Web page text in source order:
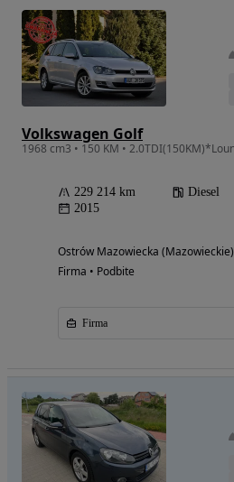
Volkswagen Golf
229 214 km Diesel
2015
Ostrów Mazowiecka (Mazowieckie)
Firma • Podbite
Firma